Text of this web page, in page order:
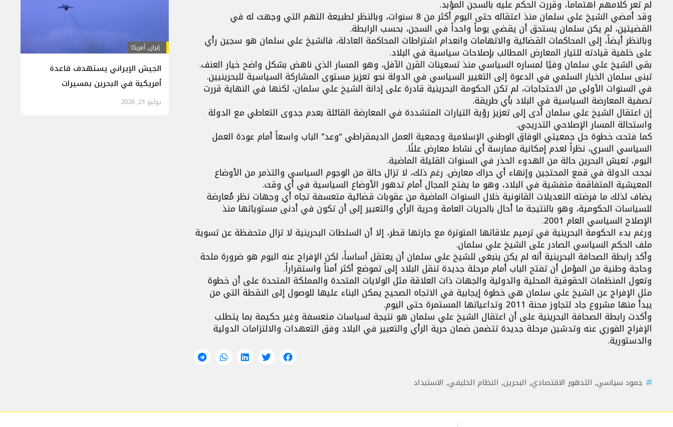
لم تعر كلامهم اهتماماً، وقررت الحكم عليه بالسجن المؤبد.
وقد أمضي الشيخ علي سلمان منذ اعتقاله حتى اليوم أكثر من 8 سنوات، وبالنظر لطبيعة التهم التي وجهت له في
القضيتين، لم يكن سلمان يستحق أن يقضي يوماً واحداً في السجن، بحسب الرابطة.
وبالنظر أيضاً، إلى المحاكمات القضائية والاتهامات وانعدام اشتراطات المحاكمة العادلة، فالشيخ علي سلمان هو سجين رأي
على خلفية قيادته للتيار المعارض المطالب بإصلاحات سياسية في البلاد.
بقى الشيخ علي سلمان وفيًا لمساره السياسي منذ تسعينات القرن الآفل، وهو المسار الذي ناهض بشكل واضح خيار العنف.
تبنى سلمان الخيار السلمي في الدعوة إلى التغيير السياسي في الدولة نحو تعزيز مستوى المشاركة السياسية للبحرينيين.
في السنوات الأولى من الاحتجاجات، لم تكن الحكومة البحرينية قادرة على إدانة الشيخ علي سلمان، لكنها في النهاية قررت
تصفية المعارضة السياسية في البلاد بأي طريقة.
إن اعتقال الشيخ علي سلمان أدى إلى تعزيز رؤية التيارات المتشددة في المعارضة القائلة بعدم جدوى التعاطي مع الدولة
واستحالة المسار الإصلاحي التدريجي.
كما فتحت خطوة حل جمعيتي الوفاق الوطني الإسلامية وجمعية العمل الديمقراطي “وعد” الباب واسعاً أمام عودة العمل
السياسي السري، نظراً لعدم إمكانية ممارسة أي نشاط معارض علنًا.
اليوم، تعيش البحرين حالة من الهدوء الحذر في السنوات القليلة الماضية.
نجحت الدولة في قمع المحتجين وإنهاء أي حراك معارض. رغم ذلك، لا تزال حالة من الوجوم السياسي والتذمر من الأوضاع
المعيشية المتفاقمة متفشية في البلاد، وهو ما يفتح المجال أمام تدهور الأوضاع السياسية في أي وقت.
يضاف لذلك ما فرضته التعديلات القانونية خلال السنوات الماضية من عقوبات قضائية متعسفة تجاه أي وجهات نظر مُعارضة
للسياسات الحكومية، وهو بالنتيجة ما أحال بالحريات العامة وحرية الرأي والتعبير إلى أن تكون في أدنى مستوياتها منذ
الإصلاح السياسي العام 2001.
ورغم بدء الحكومة البحرينية في ترميم علاقاتها المتوترة مع جارتها قطر، إلا أن السلطات البحرينية لا تزال متحفظة عن تسوية
ملف الحكم السياسي الصادر على الشيخ علي سلمان.
وأكد رابطة الصحافة البحرينية أنه لم يكن ينبغي للشيخ علي سلمان أن يعتقل أساساً، لكن الإفراج عنه اليوم هو ضرورة ملحة
وحاجة وطنية من المؤمل أن تفتح الباب أمام مرحلة جديدة تنقل البلاد إلى تموضع أكثر أمناً واستقراراً.
وتعول المنظمات الحقوقية المحلية والدولية والجهات ذات العلاقة مثل الولايات المتحدة والمملكة المتحدة على أن خطوة
مثل الإفراج عن الشيخ علي سلمان هي خطوة إيجابية في الاتجاه الصحيح يمكن البناء عليها للوصول إلى النقطة التي من
يبدأ منها مشروع جاد لتجاوز محنة 2011 وتداعياتها المستمرة حتى اليوم.
وأكدت رابطة الصحافة البحرينية على أن اعتقال الشيخ علي سلمان هو نتيجة لسياسات متعسفة وغير حكيمة بما يتطلب
الإفراج الفوري عنه وتدشين مرحلة جديدة تتضمن ضمان حرية الرأي والتعبير في البلاد وفق التعهدات والالتزامات الدولية
والدستورية.
جمود سياسي, التدهور الاقتصادي, البحرين, النظام الخليفي, الاستبداد
إيران,أمريكا
الجیش الإیراني يستهدف قاعدة
أمريكية في البحرين بمسيرات
انقضاضیة
يوليو 21, 2026